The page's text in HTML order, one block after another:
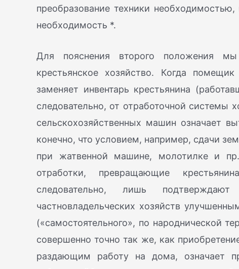
преобразование техники
необходимость *.
Для пояснения второго положения
крестьянское хозяйство. Когда
заменяет инвентарь крестьянина
следовательно, от отработочной системы
сельскохозяйственных машин означает
конечно, что условием, например, сдачи
при жатвенной машине, молотилке и
отработки, превращающие
следовательно, лишь
частновладельческих хозяйств
(«самостоятельного», по народнической
совершенно точно так же, как
раздающим работу на дома, означает